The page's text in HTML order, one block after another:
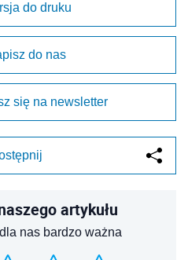
do druku
do nas
się na newsletter
artykułu
nas bardzo ważna